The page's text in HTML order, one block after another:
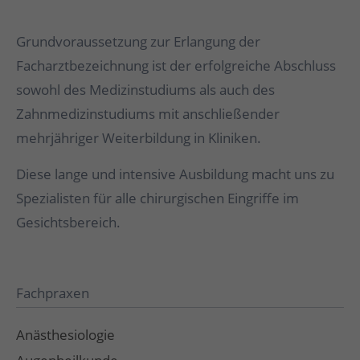
Grundvoraussetzung zur Erlangung der
Facharztbezeichnung ist der erfolgreiche Abschluss
sowohl des Medizinstudiums als auch des
Zahnmedizinstudiums mit anschließender
mehrjähriger Weiterbildung in Kliniken.
Diese lange und intensive Ausbildung macht uns zu
Spezialisten für alle chirurgischen Eingriffe im
Gesichtsbereich.
Fachpraxen
Anästhesiologie